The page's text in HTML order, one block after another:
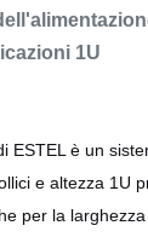
1U
ESTEL è un
e altezza 1U
per la